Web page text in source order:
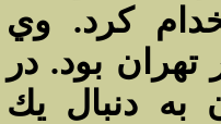
كرد. وي
تهران بود. در
1346 آزمون به دنبال يك